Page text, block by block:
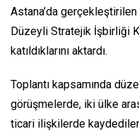
Astana’da
Düzeyli Stratejik İşbirliği
katıldıklarını aktardı.
Toplantı kapsamında
görüşmelerde, iki ülke
ticari ilişkilerde